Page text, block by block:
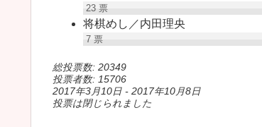
23票
将棋めし／内田理央
7票
総投票数: 20349
投票者数: 15706
2017年3月10日 - 2017年10月8日
投票は閉じられました